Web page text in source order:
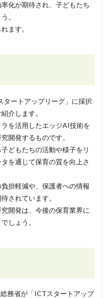
化が期待され、子どもたち
。
ます。
ートアップリーグ」に採択
介します。
を活用したエッジAI技術を
開発するものです。
どもたちの活動や様子をリ
を通じて保育の質を向上さ
担軽減や、保護者への情報
されています。
開発は、今後の保育業界に
しょう。
総務省が「ICTスタートアップ